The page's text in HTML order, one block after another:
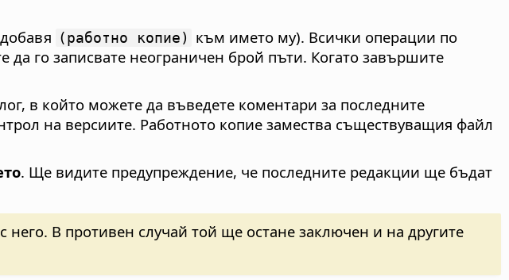
(работно копие)
към името му). Всички операции по
го записвате неограничен брой пъти. Когато завършите
в който можете да въведете коментари за последните
на версиите. Работното копие замества съществуващия файл
. Ще видите предупреждение, че последните редакции ще бъдат
В противен случай той ще остане заключен и на другите